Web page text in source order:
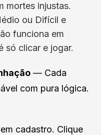
mortes injustas.
ou Difícil e
funciona em
só clicar e jogar.
— Cada
com pura lógica.
cadastro. Clique